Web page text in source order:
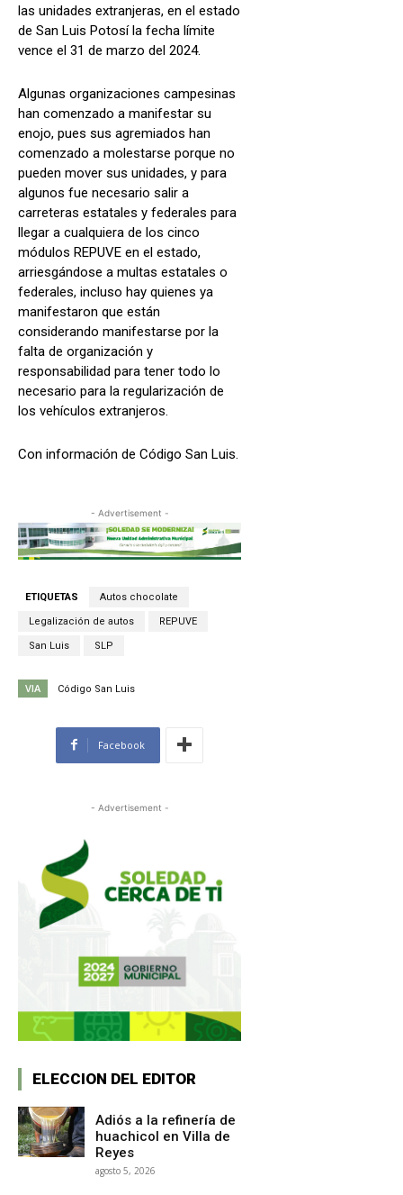
las unidades extranjeras, en el estado
de San Luis Potosí la fecha límite
vence el 31 de marzo del 2024.
Algunas organizaciones campesinas
han comenzado a manifestar su
enojo, pues sus agremiados han
comenzado a molestarse porque no
pueden mover sus unidades, y para
algunos fue necesario salir a
carreteras estatales y federales para
llegar a cualquiera de los cinco
módulos REPUVE en el estado,
arriesgándose a multas estatales o
federales, incluso hay quienes ya
manifestaron que están
considerando manifestarse por la
falta de organización y
responsabilidad para tener todo lo
necesario para la regularización de
los vehículos extranjeros.
Con información de Código San Luis.
- Advertisement -
ETIQUETAS Autos chocolate
Legalización de autos REPUVE
San Luis SLP
VIA Código San Luis
Facebook
- Advertisement -
ELECCION DEL EDITOR
Adiós a la refinería de
huachicol en Villa de
Reyes
agosto 5, 2026